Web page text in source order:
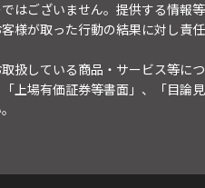
はございません。提供する情報
様が取った行動の結果に対し責
扱している商品・サービス等に
「上場有価証券等書面」、「目